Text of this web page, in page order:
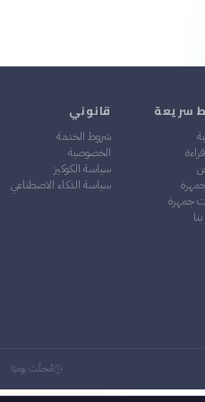
سريعة
جمهرة
قانوني
شروط الخدمة
الخصوصية
سياسة الكوكيز
سياسة الذكاء الاصطناعي
مُحدَّث يوميًا